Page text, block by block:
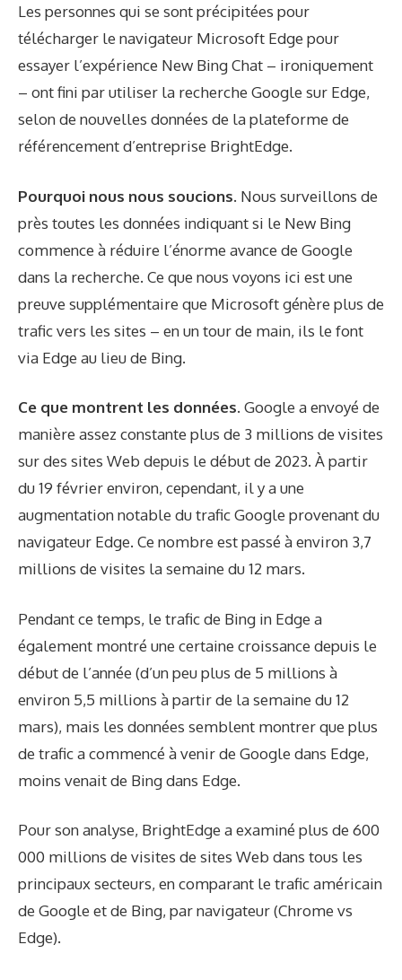
Les personnes qui se sont précipitées pour
télécharger le navigateur Microsoft Edge pour
essayer l’expérience New Bing Chat – ironiquement
– ont fini par utiliser la recherche Google sur Edge,
selon de nouvelles données de la plateforme de
référencement d’entreprise BrightEdge.
Pourquoi nous nous soucions. Nous surveillons de
près toutes les données indiquant si le New Bing
commence à réduire l’énorme avance de Google
dans la recherche. Ce que nous voyons ici est une
preuve supplémentaire que Microsoft génère plus de
trafic vers les sites – en un tour de main, ils le font
via Edge au lieu de Bing.
Ce que montrent les données. Google a envoyé de
manière assez constante plus de 3 millions de visites
sur des sites Web depuis le début de 2023. À partir
du 19 février environ, cependant, il y a une
augmentation notable du trafic Google provenant du
navigateur Edge. Ce nombre est passé à environ 3,7
millions de visites la semaine du 12 mars.
Pendant ce temps, le trafic de Bing in Edge a
également montré une certaine croissance depuis le
début de l’année (d’un peu plus de 5 millions à
environ 5,5 millions à partir de la semaine du 12
mars), mais les données semblent montrer que plus
de trafic a commencé à venir de Google dans Edge,
moins venait de Bing dans Edge.
Pour son analyse, BrightEdge a examiné plus de 600
000 millions de visites de sites Web dans tous les
principaux secteurs, en comparant le trafic américain
de Google et de Bing, par navigateur (Chrome vs
Edge).